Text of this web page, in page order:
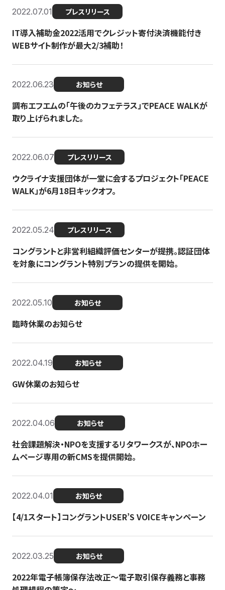
2022.07.01 プレスリリース
IT導入補助金2022活用でクレジット寄付決済機能付き
WEBサイト制作が最大2/3補助！
2022.06.23 お知らせ
調布エフエムの「午後のカフェテラス」でPEACE WALKが
取り上げられました。
2022.06.07 プレスリリース
ウクライナ支援団体が一堂に会するプロジェクト「PEACE
WALK」が6月18日キックオフ。
2022.05.24 プレスリリース
コングラントと非営利組織評価センターが提携。認証団体
を対象にコングラント特別プランの提供を開始。
2022.05.10 お知らせ
臨時休業のお知らせ
2022.04.19 お知らせ
GW休業のお知らせ
2022.04.06 お知らせ
社会課題解決・NPOを支援するリタワークスが、NPOホー
ムページ専用の新CMSを提供開始。
2022.04.01 お知らせ
【4/1スタート】コングラントUSER’S VOICEキャンペーン
2022.03.25 お知らせ
2022年電子帳簿保存法改正～電子取引保存義務と事務